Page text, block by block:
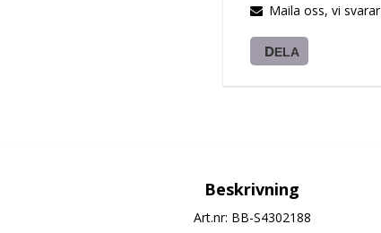
Maila oss, vi
DELA
Beskrivning
Art.nr: BB-S4302188